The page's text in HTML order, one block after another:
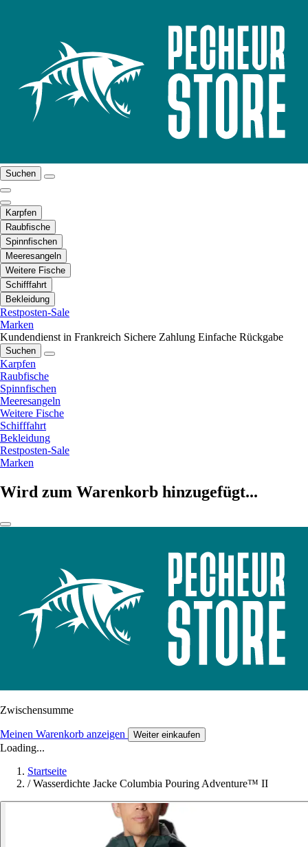
Suchen
Karpfen
Raubfische
Spinnfischen
Meeresangeln
Weitere Fische
Schifffahrt
Bekleidung
Restposten-Sale
Marken
Kundendienst in Frankreich Sichere Zahlung Einfache Rückgabe
Suchen
Karpfen
Raubfische
Spinnfischen
Meeresangeln
Weitere Fische
Schifffahrt
Bekleidung
Restposten-Sale
Marken
Wird zum Warenkorb hinzugefügt...
Zwischensumme
Meinen Warenkorb anzeigen Weiter einkaufen
Loading...
Startseite
/ Wasserdichte Jacke Columbia Pouring Adventure™ II